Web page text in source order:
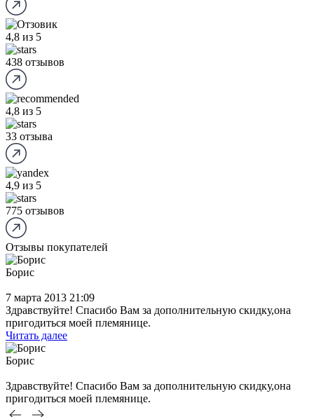
4,8 из 5
438 отзывов
4,8 из 5
33 отзыва
4,9 из 5
775 отзывов
Отзывы покупателей
Борис
7 марта 2013 21:09
Здравствуйте! Спасибо Вам за дополнительную скидку,она
пригодиться моей племянице.
Читать далее
Борис
Здравствуйте! Спасибо Вам за дополнительную скидку,она
пригодиться моей племянице.